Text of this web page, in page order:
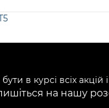
в курсі всіх акцій
на нашу